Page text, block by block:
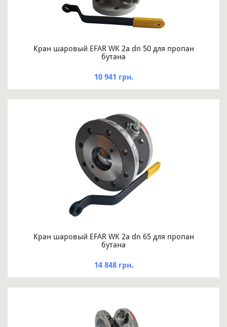
Кран шаровый EFAR WK 2a dn 50 для пропан
бутана
10 941 грн.
Кран шаровый EFAR WK 2a dn 65 для пропан
бутана
14 848 грн.